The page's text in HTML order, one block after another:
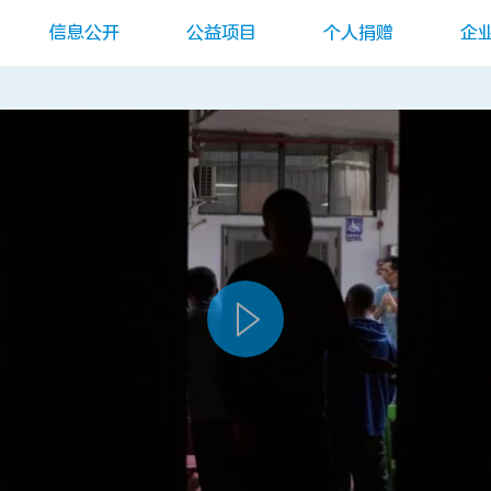
信息公开 公益项目 个人捐赠 企